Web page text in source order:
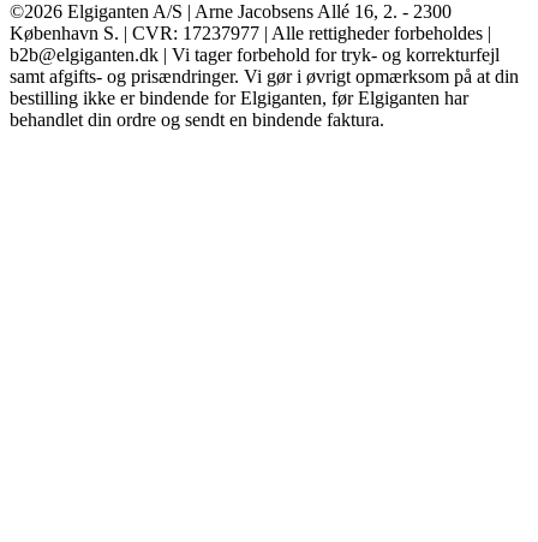
©2026 Elgiganten A/S | Arne Jacobsens Allé 16, 2. - 2300
København S. | CVR: 17237977 | Alle rettigheder forbeholdes |
b2b@elgiganten.dk | Vi tager forbehold for tryk- og korrekturfejl
samt afgifts- og prisændringer. Vi gør i øvrigt opmærksom på at din
bestilling ikke er bindende for Elgiganten, før Elgiganten har
behandlet din ordre og sendt en bindende faktura.